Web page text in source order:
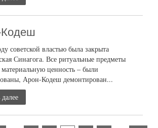
советской властью была закрыта
Синагога. Все ритуальные предметы
ценность – были
Арон-Кодеш демонтирован...